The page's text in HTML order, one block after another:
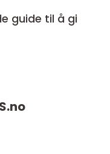
guide til å gi
no